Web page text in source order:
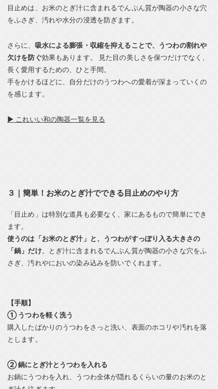
目止めは、お米のとぎ汁に含まれるでんぷん質が陶器の小さな穴
をふさぎ、汚れや水分の浸透を防ぎます。
さらに、 吸水による膨張・収縮を抑えることで、うつわの割れや
欠けを防ぐ効果もあります。 見た目の美しさを保つだけでなく、
長く愛用するための、ひと手間。
手をかけるほどに、自分だけのうつわへの愛着が深まっていくの
を感じます。
▶ これいい和の陶器一覧を見る
３｜簡単！お米のとぎ汁でできる目止めのやり方
「目止め」は特別な道具も必要なく、家にあるもので簡単にでき
ます。
使うのは「お米のとぎ汁」と、うつわがすっぽり入る大きさの
「鍋」だけ。とぎ汁に含まれるでんぷん質が陶器の小さな穴をふ
さぎ、汚れやにおいの染み込みを防いでくれます。
【手順】
① うつわを軽く洗う
購入したばかりのうつわをさっと洗い、表面のホコリや汚れを落
とします。
② 鍋にとぎ汁とうつわを入れる
お鍋にうつわを入れ、うつわ全体が隠れるくらいの量のお米のと